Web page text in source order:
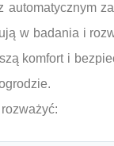
automatycznym
w badania i
komfort i